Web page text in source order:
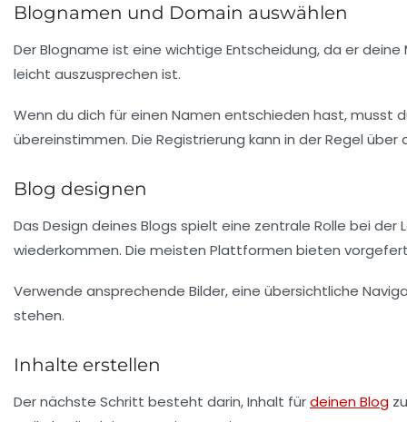
Blognamen und Domain auswählen
DerBlogname ist eine wichtige Entscheidung, da er
leicht auszusprechen ist.
Wenn du dich für einen Namen entschieden hast, musst
übereinstimmen. Die Registrierung kann in der Regel
Blog designen
Das Design deines Blogs spielt eine zentrale Rolle bei der
wiederkommen. Die meisten Plattformen bieten
Verwende ansprechende Bilder, eine übersichtliche
stehen.
Inhalte erstellen
Der nächste Schritt besteht darin,Inhalt fürdeinen Blog